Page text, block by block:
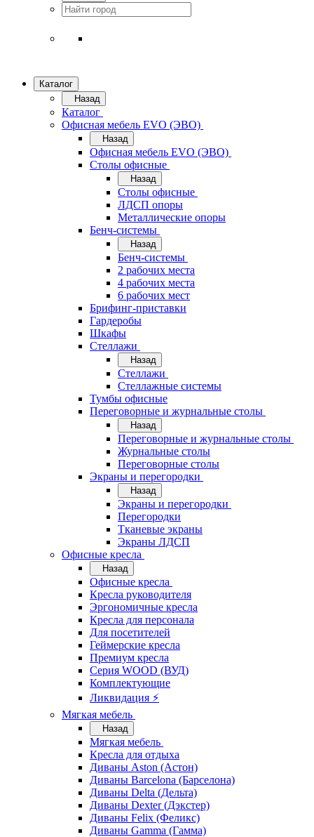
Каталог
Назад
Каталог
Офисная мебель EVO (ЭВО)
Назад
Офисная мебель EVO (ЭВО)
Cтолы офисные
Назад
Cтолы офисные
ЛДСП опоры
Металлические опоры
Бенч-системы
Назад
Бенч-системы
2 рабочих места
4 рабочих места
6 рабочих мест
Брифинг-приставки
Гардеробы
Шкафы
Стеллажи
Назад
Стеллажи
Стеллажные системы
Тумбы офисные
Переговорные и журнальные столы
Назад
Переговорные и журнальные столы
Журнальные столы
Переговорные столы
Экраны и перегородки
Назад
Экраны и перегородки
Перегородки
Тканевые экраны
Экраны ЛДСП
Офисные кресла
Назад
Офисные кресла
Кресла руководителя
Эргономичные кресла
Кресла для персонала
Для посетителей
Геймерские кресла
Премиум кресла
Серия WOOD (ВУД)
Комплектующие
Ликвидация ⚡
Мягкая мебель
Назад
Мягкая мебель
Кресла для отдыха
Диваны Aston (Астон)
Диваны Barcelona (Барселона)
Диваны Delta (Дельта)
Диваны Dexter (Дэкстер)
Диваны Felix (Феликс)
Диваны Gamma (Гамма)